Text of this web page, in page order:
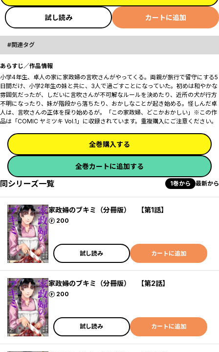
試し読み カートに追加
関連タグ
あらすじ／作品情報
小学4年生、卓人の家に家政婦の言吹さんがやってくる。両親が旅行で留守にする5
日間だけ、小学2年生の妹と共に、3人で過ごすことになっていた。初めは和やかな
雰囲気だったが、しだいに言吹さんが不可解なルールを決めたり、近所の犬が行方
不明になったり、妹が階段から落ちたり、おかしなことが起き始める。怪しんだ卓
人は、言吹さんの正体を探り始めるが――。「この家政婦、どこかおかしい」※この作
品は「COMIC ヤミツキ Vol.1」に収録されています。重複購入にご注意ください。
全巻購入する
全巻カートに追加する
同シリーズ一覧 1巻から 最新から
家政婦のブキミ（分冊版） 【第1話】
200
ポイント
試し読み カートに追加
家政婦のブキミ（分冊版） 【第2話】
200
ポイント
試し読み カートに追加